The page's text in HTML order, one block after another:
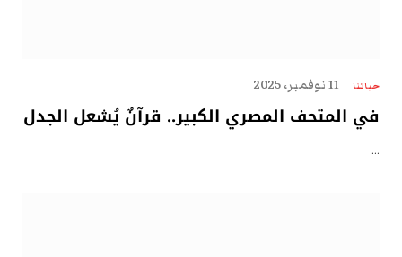
حياتنا 11 نوفمبر، 2025
في المتحف المصري الكبير.. قرآنٌ يُشعل الجدل
…